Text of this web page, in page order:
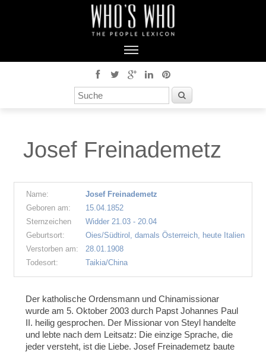
Josef Freinademetz
Name:
Josef Freinademetz
Geboren am:
15.04.1852
Sternzeichen
Widder 21.03 - 20.04
Geburtsort:
Oies/Südtirol, damals Österreich, heute Italien
Verstorben am:
28.01.1908
Todesort:
Taikia/China
Der katholische Ordensmann und Chinamissionar
wurde am 5. Oktober 2003 durch Papst Johannes Paul
II. heilig gesprochen. Der Missionar von Steyl handelte
und lebte nach dem Leitsatz: Die einzige Sprache, die
jeder versteht, ist die Liebe. Josef Freinademetz baute